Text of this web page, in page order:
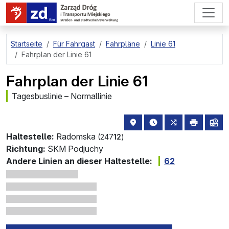
zum Hauptinhalt springen
Startseite Für Fahrgast Fahrpläne
Linie 61
Fahrplan der Linie 61
Fahrplan der Linie 61
Tagesbuslinie – Normallinie
Haltestelle: Radomska (24712)
Haltestellenstandort auf
die nächsten
alle Linien,
drucken
Richtung: SKM Podjuchy
Andere Linien an dieser Haltestelle:
62